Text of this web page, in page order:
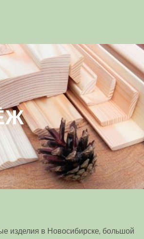
изделия в Новосибирске, большой